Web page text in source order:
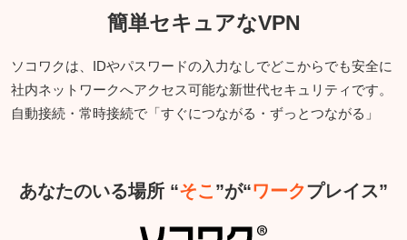
簡単セキュアなVPN
ソコワクは、IDやパスワードの入力なしでどこからでも安全に
社内ネットワークへアクセス可能な新世代セキュリティです。
自動接続・常時接続で「すぐにつながる・ずっとつながる」
あなたのいる場所 “そこ”が“ワークプレイス”